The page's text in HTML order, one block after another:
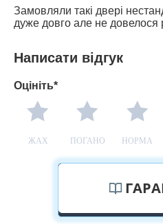
Замовляли такі двері
дуже довго але не довелося
Написати відгук
Оцініть*
ЖАХ ПОГАНО НОРМА